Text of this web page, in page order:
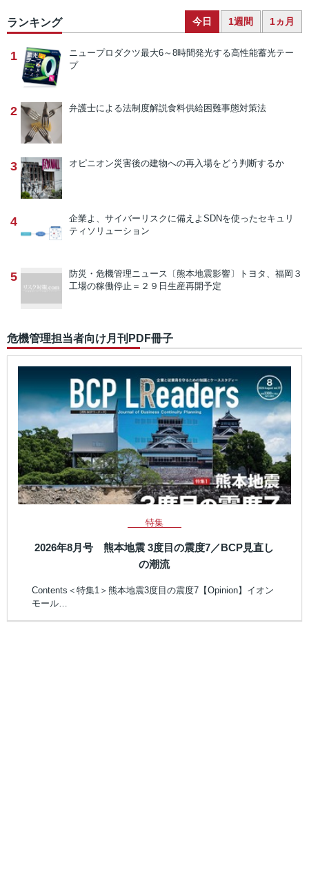
ランキング 今日 1週間 1ヵ月
1 ニュープロダクツ最大6～8時間発光する高性能蓄光テー
プ
2 弁護士による法制度解説食料供給困難事態対策法
3 オピニオン災害後の建物への再入場をどう判断するか
4 企業よ、サイバーリスクに備えよ SDNを使ったセキュリ
ティソリューション
5 防災・危機管理ニュース 〔熊本地震影響〕トヨタ、福岡３
工場の稼働停止＝２９日生産再開予定
危機管理担当者向け月刊PDF冊子
特集
2026年8月号 熊本地震 3度目の震度7／BCP見直し
の潮流
Contents＜特集1＞熊本地震3度目の震度7【Opinion】イオン
モール…